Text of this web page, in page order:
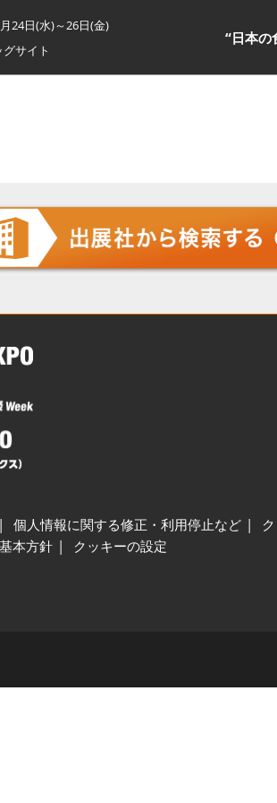
24日(水)～26日(金)
サイト
“日本の
個人情報に関する修正・利用停止など
本方針
クッキーの設定